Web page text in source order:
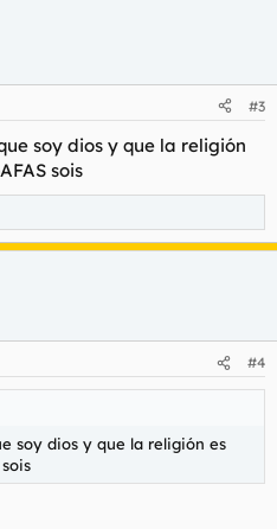
#3
soy dios y que la religión
sois
#4
soy dios y que la religión es